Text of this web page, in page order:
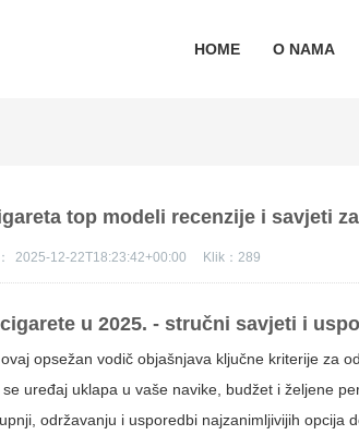
HOME O NAMA
top modeli recenzije i savjeti
2025-12-22T18:23:42+00:00 Klik：289
u 2025. - stručni savjeti i
opsežan vodič objašnjava ključne kriterije za
uređaj uklapa u vaše navike, budžet i željene
održavanju i usporedbi najzanimljivijih opcija